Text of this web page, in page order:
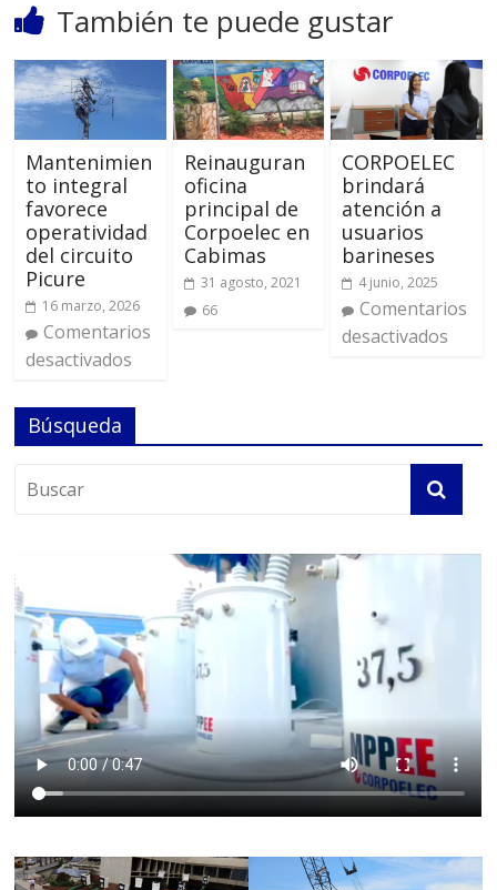
También te puede gustar
Mantenimien
to integral
favorece
operatividad
del circuito
Picure
16 marzo, 2026
Comentarios
desactivados
Reinauguran
oficina
principal de
Corpoelec en
Cabimas
31 agosto, 2021
66
CORPOELEC
brindará
atención a
usuarios
barineses
4 junio, 2025
Comentarios
desactivados
Búsqueda